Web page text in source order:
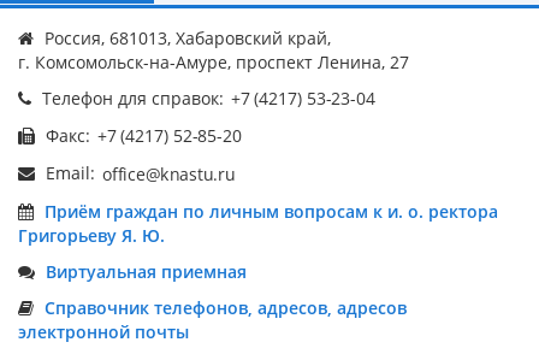
Россия, 681013, Хабаровский край,
г. Комсомольск-на-Амуре, проспект Ленина, 27
Телефон для справок:
Факс:
Email:
Приём граждан по личным вопросам к и. о. ректора
Григорьеву Я. Ю.
Виртуальная приемная
Справочник телефонов, адресов, адресов
электронной почты